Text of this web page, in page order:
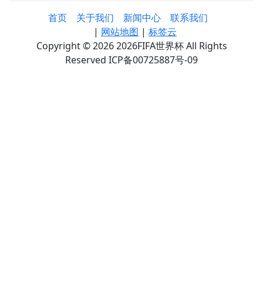
首页 关于我们 新闻中心
联系我们
| 网站地图 | 标签云
Copyright © 2026 2026FIFA世界杯 All Rights
Reserved ICP备00725887号-09